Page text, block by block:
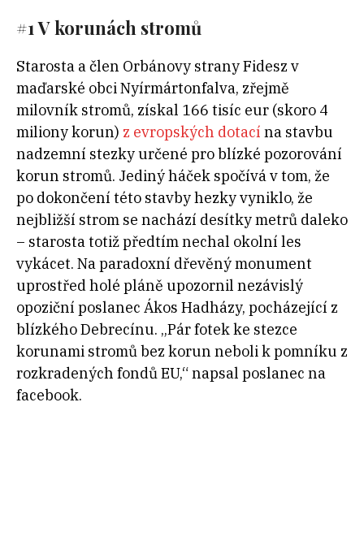
#1 V korunách stromů
Starosta a člen Orbánovy strany Fidesz v
maďarské obci Nyírmártonfalva, zřejmě
milovník stromů, získal 166 tisíc eur (skoro 4
miliony korun) z evropských dotací na stavbu
nadzemní stezky určené pro blízké pozorování
korun stromů. Jediný háček spočívá v tom, že
po dokončení této stavby hezky vyniklo, že
nejbližší strom se nachází desítky metrů daleko
– starosta totiž předtím nechal okolní les
vykácet. Na paradoxní dřevěný monument
uprostřed holé pláně upozornil nezávislý
opoziční poslanec Ákos Hadházy, pocházející z
blízkého Debrecínu. „Pár fotek ke stezce
korunami stromů bez korun neboli k pomníku z
rozkradených fondů EU,“ napsal poslanec na
facebook.